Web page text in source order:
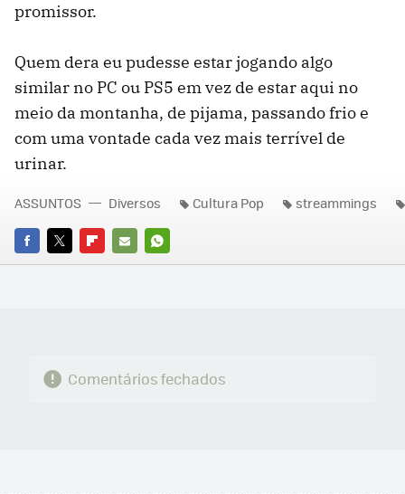
promissor.
Quem dera eu pudesse estar jogando algo
similar no PC ou PS5 em vez de estar aqui no
meio da montanha, de pijama, passando frio e
com uma vontade cada vez mais terrível de
urinar.
FACEBOOK
TWITTERFLIPBOARD
E-
WHATSAPP
ASSUNTOS Diversos Cultura Pop streammings
Comentários fechados